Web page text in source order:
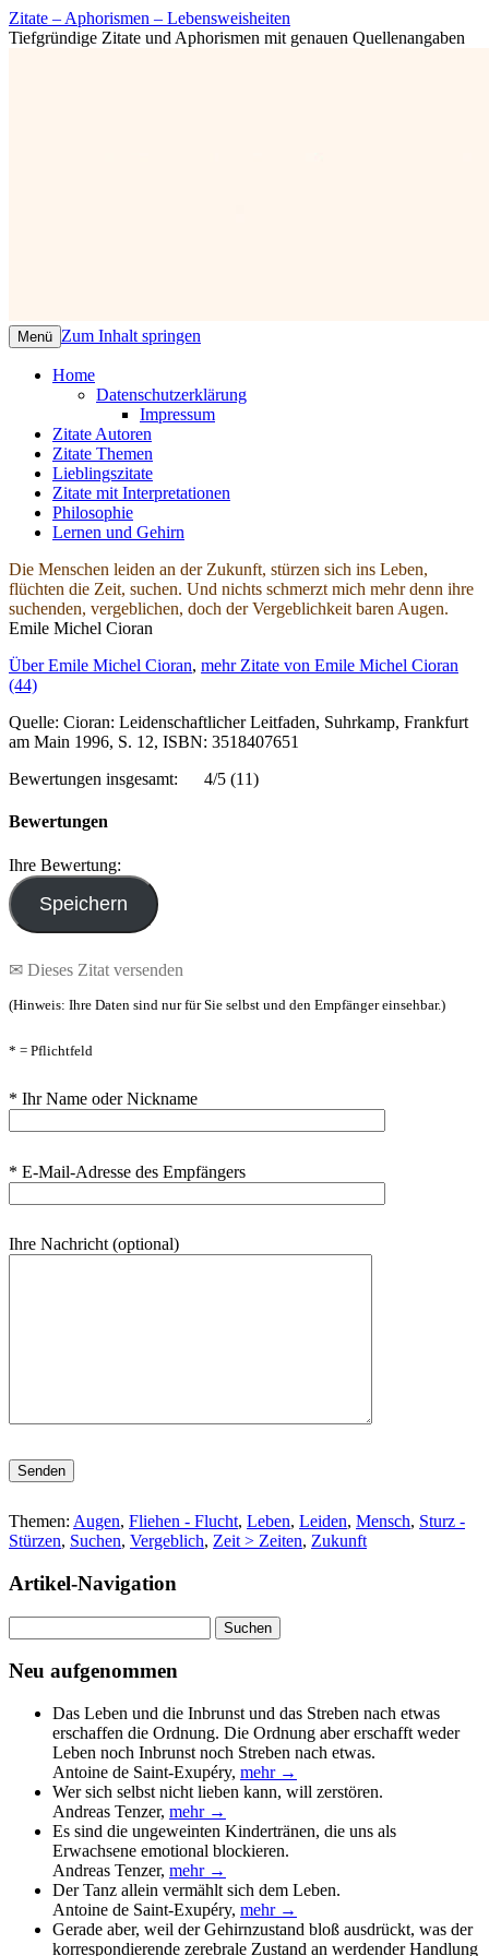
Zitate – Aphorismen – Lebensweisheiten
Tiefgründige Zitate und Aphorismen mit genauen Quellenangaben
Menü Zum Inhalt springen
Home
Datenschutzerklärung
Impressum
Zitate Autoren
Zitate Themen
Lieblingszitate
Zitate mit Interpretationen
Philosophie
Lernen und Gehirn
Die Menschen leiden an der Zukunft, stürzen sich ins Leben,
flüchten die Zeit, suchen. Und nichts schmerzt mich mehr denn ihre
suchenden, vergeblichen, doch der Vergeblichkeit baren Augen.
Emile Michel Cioran
Über Emile Michel Cioran, mehr Zitate von Emile Michel Cioran
(44)
Quelle: Cioran: Leidenschaftlicher Leitfaden, Suhrkamp, Frankfurt
am Main 1996, S. 12, ISBN: 3518407651
Bewertungen insgesamt:
4/5 (11)
Bewertungen
Ihre Bewertung:
✉ Dieses Zitat versenden
(Hinweis: Ihre Daten sind nur für Sie selbst und den Empfänger einsehbar.)
* = Pflichtfeld
* Ihr Name oder Nickname
* E-Mail-Adresse des Empfängers
Ihre Nachricht (optional)
Bitte lasse dieses Feld leer.
Themen: Augen, Fliehen - Flucht, Leben, Leiden, Mensch, Sturz -
Stürzen, Suchen, Vergeblich, Zeit > Zeiten, Zukunft
Artikel-Navigation
nach:
Neu aufgenommen
Das Leben und die Inbrunst und das Streben nach etwas
erschaffen die Ordnung. Die Ordnung aber erschafft weder
Leben noch Inbrunst noch Streben nach etwas.
Antoine de Saint-Exupéry, mehr →
Wer sich selbst nicht lieben kann, will zerstören.
Andreas Tenzer, mehr →
Es sind die ungeweinten Kindertränen, die uns als
Erwachsene emotional blockieren.
Andreas Tenzer, mehr →
Der Tanz allein vermählt sich dem Leben.
Antoine de Saint-Exupéry, mehr →
Gerade aber, weil der Gehirnzustand bloß ausdrückt, was der
korrespondierende zerebrale Zustand an werdender Handlung